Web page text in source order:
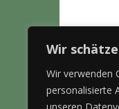
Wir
Wir verwenden
personalisierte